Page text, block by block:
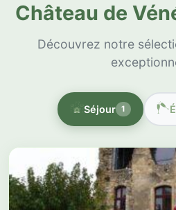
Château de
Découvrez notre
Séjour 1